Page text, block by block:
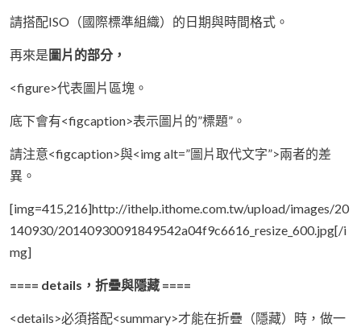
請搭配ISO（國際標準組織）的日期與時間格式。
再來是 圖片的部分，
<figure>代表圖片區塊。
底下會有<figcaption>表示圖片的”標題”。
請注意<figcaption>與<img alt=”圖片取代文字”>兩者的差
異。
[img=415,216]http://ithelp.ithome.com.tw/upload/images/20
140930/20140930091849542a04f9c6616_resize_600.jpg[/i
mg]
==== details，折疊與隱藏 ====
<details>必須搭配<summary>才能在折疊（隱藏）時，做一